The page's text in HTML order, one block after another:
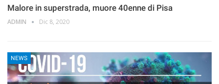
Malore in superstrada, muore 40enne di Pisa
ADMIN Dic 8, 2020
NEWS